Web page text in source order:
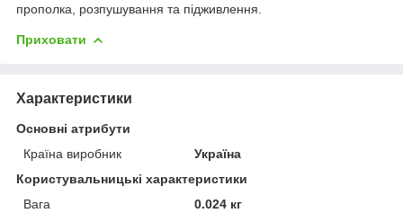
прополка, розпушування та підживлення.
Приховати
Характеристики
Основні атрибути
Країна виробник
Україна
Користувальницькі характеристики
Вага
0.024 кг